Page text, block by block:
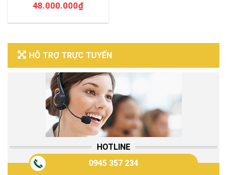
HỖ TRỢ TRỰC TUYẾN
HOTLINE
0945 357 234
48.000.000₫